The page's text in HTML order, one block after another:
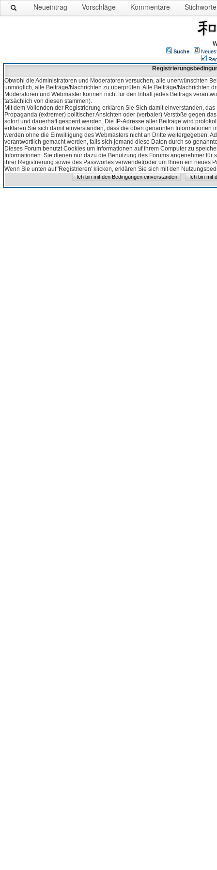
Neueintrag Vorschläge Kommentare Stichworte
Suche
Obwohl die Administratoren und Moderatoren versuchen, alle unerwünschten
unmöglich, alle Beiträge/Nachrichten zu überprüfen. Alle Beiträge/Nachrichten
Moderatoren und Webmaster können nicht für den Inhalt jedes Beitrags
tatsächlich von diesen stammen).
Mit dem Vollenden der Registrierung erklären Sie Sich damit einverstanden,
Propaganda (extremer) politischer Ansichten oder (verbaler) Verstöße gegen
sofort und dauerhaft gesperrt werden. Die IP-Adresse aller Beiträge wird
erklären Sie sich damit einverstanden, dass die oben genannten Informationen
werden ohne die Einwilligung des Webmasters nicht an Dritte weitergegeben.
verantwortlich gemacht werden, falls sich jemand diese Daten durch so
Dieses Forum benutzt Cookies um Informationen auf ihrem Computer zu
Informationen. Sie dienen nur dazu die Benutzung des Forums angenehmer
ihrer Registrierung sowie des Passwortes verwendet(oder um Ihnen ein neues
Wenn Sie unten auf 'Registrieren' klicken, erklären Sie sich mit den